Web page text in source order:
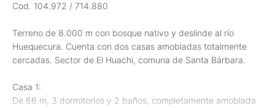
Cod. 104.972 / 714.880
Terreno de 8.000 m con bosque nativo y deslinde al río
Huequecura. Cuenta con dos casas amobladas totalmente
cercadas. Sector de El Huachi, comuna de Santa Bárbara.
Casa 1:
De 66 m, 3 dormitorios y 2 baños, completamente amoblada